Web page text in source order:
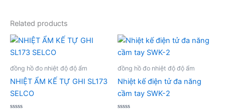
Related products
đồng hồ đo nhiệt độ độ ẩm
NHIỆT ẨM KẾ TỰ GHI SL173
SELCO
đồng hồ đo nhiệt độ độ ẩm
Nhiệt kế điện tử đa năng
cầm tay SWK-2